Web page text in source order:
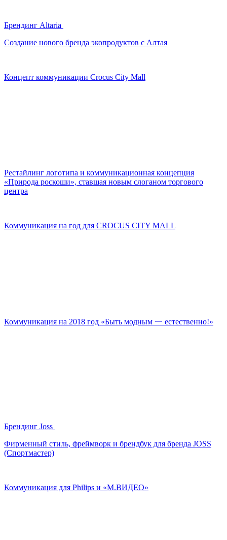
Брендинг Altaria
Создание нового бренда экопродуктов с Алтая
Концепт коммуникации Crocus City Mall
Рестайлинг логотипа и коммуникационная концепция
«Природа роскоши», ставшая новым слоганом торгового
центра
Коммуникация на год для CROCUS CITY MALL
Коммуникация на 2018 год «Быть модным 一 естественно!»
Брендинг Joss
Фирменный стиль, фреймворк и брендбук для бренда JOSS
(Спортмастер)
Коммуникация для Philips и «М.ВИДЕО»